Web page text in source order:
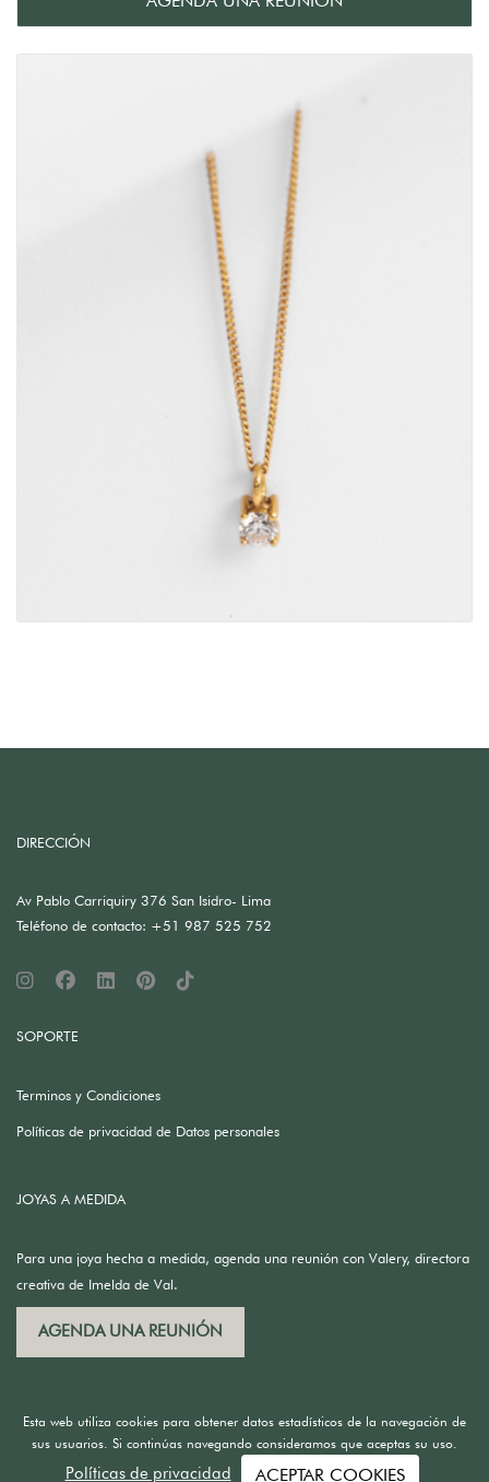
DIRECCIÓN
Av Pablo Carriquiry 376 San Isidro- Lima
Teléfono de contacto: +51 987 525 752
SOPORTE
Terminos y Condiciones
Políticas de privacidad de Datos personales
JOYAS A MEDIDA
Para una joya hecha a medida, agenda una reunión con Valery, directora
creativa de Imelda de Val.
AGENDA UNA REUNIÓN
Esta web utiliza cookies para obtener datos estadísticos de la navegación de
sus usuarios. Si continúas navegando consideramos que aceptas su uso.
Políticas de privacidad ACEPTAR COOKIES